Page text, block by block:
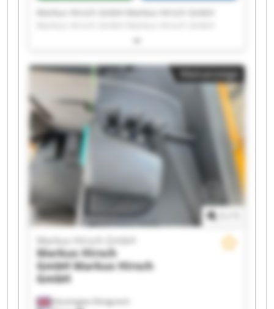
Markus Hirsch GmbH Markus Hirsch GmbH
Markus Hirsch GmbH Markus Hirsch GmbH
Markus Hirsch GmbH Markus Hirsch GmbH
Markus Hirsch GmbH Markus Hirsch GmbH
Markus Hirsch GmbH Markus Hirsch GmbH
Markus Hirsch GmbH Markus Hirsch GmbH
Kleinanzeige
Vereinigtes Königreich
Markus Hirsch GmbH
Markus Hirsch
GmbH Markus Hirsch
GmbH